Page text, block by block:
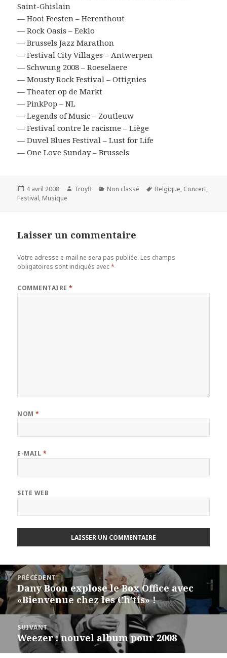
Saint-Ghislain
— Hooi Feesten – Herenthout
— Rock Oasis – Eeklo
— Brussels Jazz Marathon
— Festival City Villages – Antwerpen
— Schwung 2008 – Roeselaere
— Mousty Rock Festival – Ottignies
— Theater op de Markt
— PinkPop – NL
— Legends of Music – Zoutleuw
— Festival contre le racisme – Liège
— Duvel Blues Festival – Lust for Life
— One Love Sunday – Brussels
Publié
le
4 avril 2008 Auteur
TroyB Catégories
Non classé
Mots-
Belgique, Concert,
Festival, Musique
Laisser un commentaire
Votre adresse e-mail ne sera pas publiée. Les champs
obligatoires sont indiqués avec*
COMMENTAIRE*
NOM*
E-MAIL *
SITE WEB
Navigation
de
l’article
PRÉCÉDENT
Article
précédent :
Dany Boon explose le Box Office avec
«Bienvenue chez les Ch’tis» !
SUIVANT
Article
suivant :
Weezer : nouvel album pour 2008